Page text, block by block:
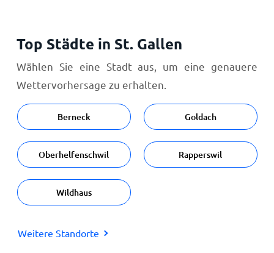
Top Städte in St. Gallen
Wählen Sie eine Stadt aus, um eine genauere
Wettervorhersage zu erhalten.
Berneck Goldach
Oberhelfenschwil Rapperswil
Wildhaus
Weitere Standorte